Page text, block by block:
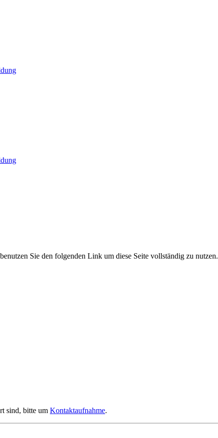
Sie den folgenden Link um diese Seite vollständig zu nutzen.
sind, bitte um Kontaktaufnahme.